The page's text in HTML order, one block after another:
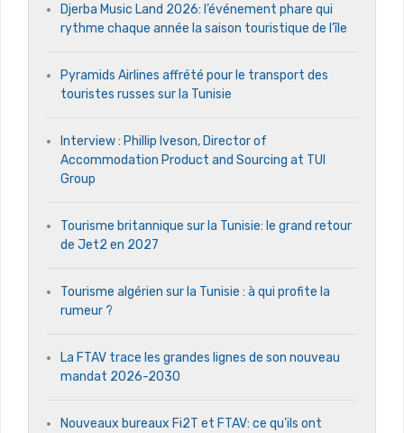
Djerba Music Land 2026: l’événement phare qui
rythme chaque année la saison touristique de l’île
Pyramids Airlines affrété pour le transport des
touristes russes sur la Tunisie
Interview : Phillip Iveson, Director of
Accommodation Product and Sourcing at TUI
Group
Tourisme britannique sur la Tunisie: le grand retour
de Jet2 en 2027
Tourisme algérien sur la Tunisie : à qui profite la
rumeur ?
La FTAV trace les grandes lignes de son nouveau
mandat 2026-2030
Nouveaux bureaux Fi2T et FTAV: ce qu’ils ont